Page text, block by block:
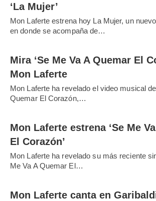
‘La Mujer’
Mon Laferte estrena hoy La Mujer, un
en donde se acompaña de…
Mira ‘Se Me Va A Quemar El
Mon Laferte
Mon Laferte ha revelado el video musical
Quemar El Corazón,…
Mon Laferte estrena ‘Se Me
El Corazón’
Mon Laferte ha revelado su más reciente
Me Va A Quemar El…
Mon Laferte canta en